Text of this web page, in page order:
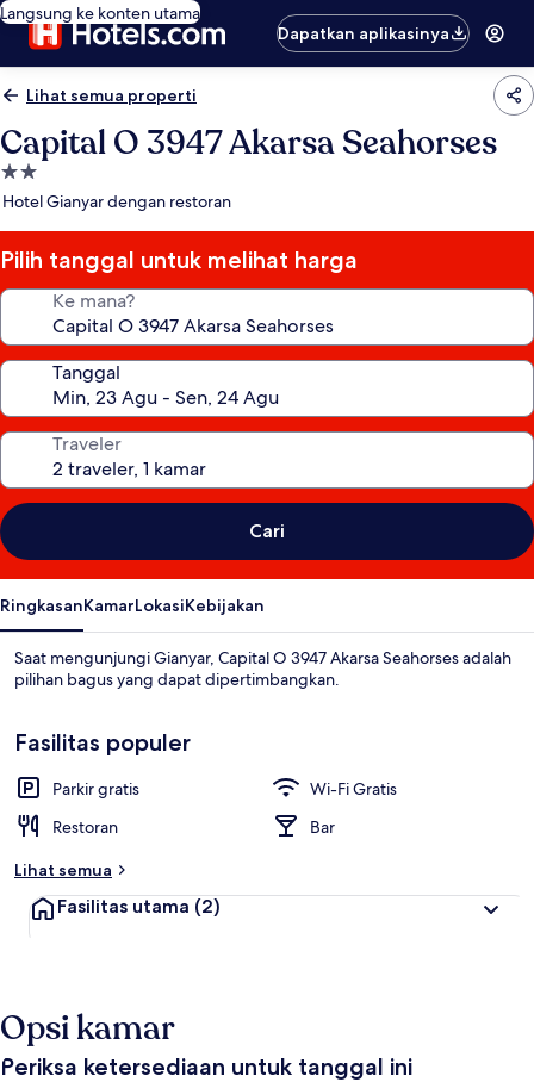
Langsung ke konten utama
Dapatkan aplikasinya
Lihat semua properti
Capital O 3947 Akarsa Seahorses
Properti
bintang
Hotel Gianyar dengan restoran
Pilih tanggal untuk melihat harga
Ke mana?
Tanggal
Traveler
Cari
RingkasanKamarLokasiKebijakan
Saat mengunjungi Gianyar, Capital O 3947 Akarsa Seahorses adalah
pilihan bagus yang dapat dipertimbangkan.
Fasilitas populer
Parkir gratis
Wi-Fi Gratis
Restoran
Bar
Lihat semua
Fasilitas utama (2)
Opsi kamar
Periksa ketersediaan untuk tanggal ini